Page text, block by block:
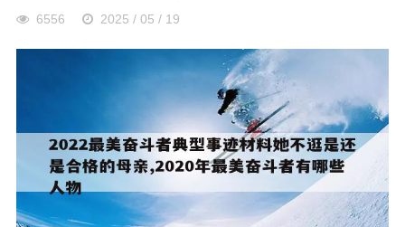
6556 2025 / 05 / 19